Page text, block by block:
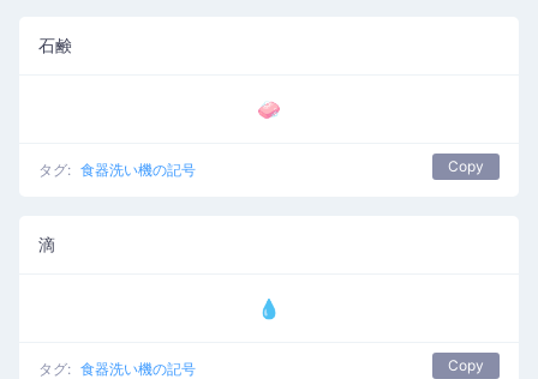
石鹸
🧼
タグ: 食器洗い機の記号 Copy
滴
💧
タグ: 食器洗い機の記号 Copy